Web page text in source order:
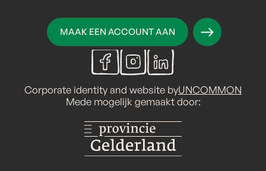
MAAK EEN ACCOUNT AAN
Corporate identity and website byUNCOMMON
Mede mogelijk gemaakt door: